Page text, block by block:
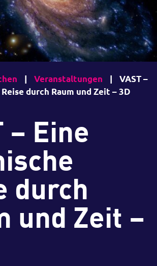
| Veranstaltungen |
VAST –
durch Raum und Zeit – 3D
– Eine
durch
und Zeit –